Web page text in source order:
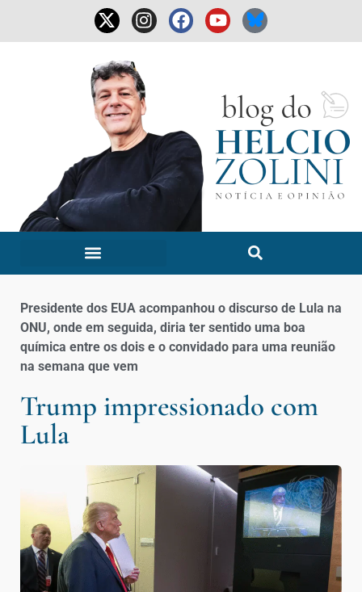
Presidente dos EUA acompanhou o discurso de Lula na
ONU, onde em seguida, diria ter sentido uma boa
química entre os dois e o convidado para uma reunião
na semana que vem
Trump impressionado com
Lula